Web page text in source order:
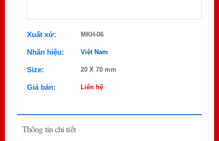
Xuất xứ: MKH-06
Nhãn hiệu: Việt Nam
Size: 20 X 70 mm
Giá bán: Liên hệ
Thông tin chi tiết